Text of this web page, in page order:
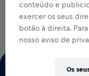
100% DO VALOR
DA
conteúdo e
exercer os seus
botão à direita.
nosso aviso de
Os